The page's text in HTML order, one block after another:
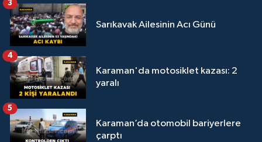
Sarıkavak Ailesinin Acı Günü
3
Karaman'da motosiklet kazası: 2
yaralı
4
Karaman’da otomobil bariyerlere
çarptı
5